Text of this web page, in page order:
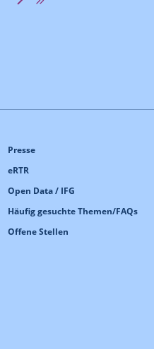
Presse
eRTR
Open Data / IFG
Häufig gesuchte Themen/FAQs
Offene Stellen